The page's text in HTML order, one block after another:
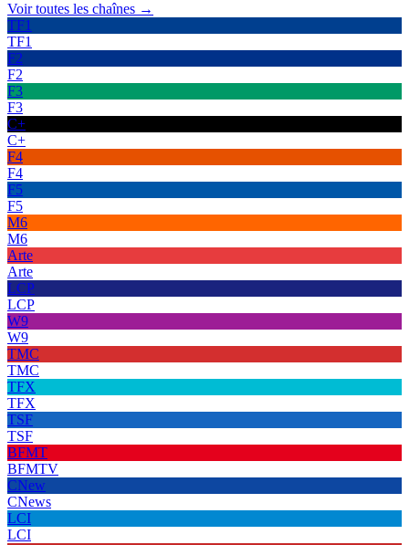
Voir toutes les chaînes →
TF1
TF1
F2
F2
F3
F3
C+
C+
F4
F4
F5
F5
M6
M6
Arte
Arte
LCP
LCP
W9
W9
TMC
TMC
TFX
TFX
TSF
TSF
BFMT
BFMTV
CNew
CNews
LCI
LCI